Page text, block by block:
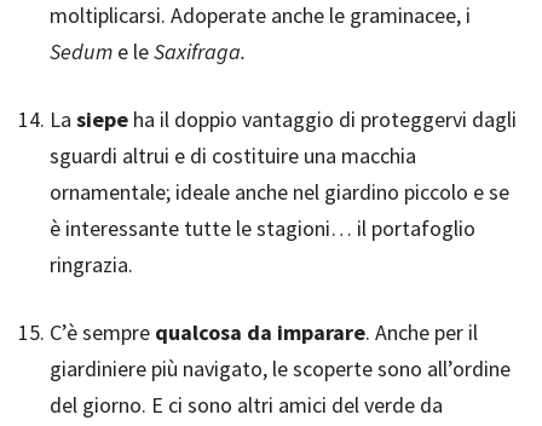
moltiplicarsi. Adoperate anche le graminacee, i
Sedum e leSaxifraga.
La siepe ha il doppio vantaggio di proteggervi dagli
sguardi altrui e di costituire una macchia
ornamentale; ideale anche nel giardino piccolo e se
è interessante tutte le stagioni… il portafoglio
ringrazia.
C’è sempre qualcosa da imparare. Anche per il
giardiniere più navigato, le scoperte sono all’ordine
del giorno. E ci sono altri amici del verde da